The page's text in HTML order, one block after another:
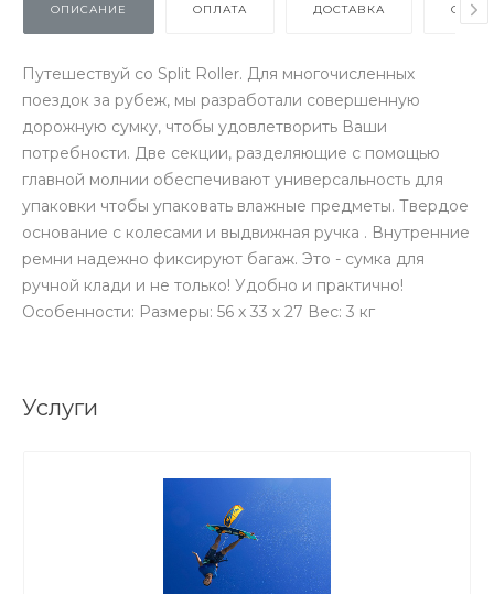
ОПИСАНИЕ ОПЛАТА ДОСТАВКА
Путешествуй со Split Roller. Для многочисленных
поездок за рубеж, мы разработали совершенную
дорожную сумку, чтобы удовлетворить Ваши
потребности. Две секции, разделяющие с помощью
главной молнии обеспечивают универсальность для
упаковки чтобы упаковать влажные предметы. Твердое
основание с колесами и выдвижная ручка . Внутренние
ремни надежно фиксируют багаж. Это - сумка для
ручной клади и не только! Удобно и практично!
Особенности: Размеры: 56 х 33 х 27 Вес: 3 кг
Услуги